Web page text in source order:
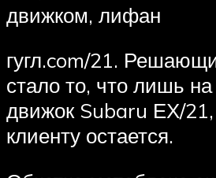
движком, лифан
гугл.com/21.
стало то, что лишь
движок Subaru ЕХ/
клиенту остается.